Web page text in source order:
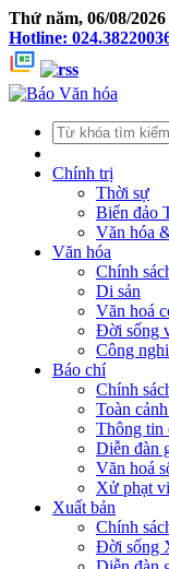
Thứ năm, 06/08/2026
Hotline:
Chính trị
Thời sự
Biển đảo
Văn hóa
Văn hóa
Chính
Di sản
Văn hoá
Đời sống
Công
Báo chí
Chính
Toàn
Thông tin
Diễn đàn
Văn hoá
Xử phạt
Xuất bản
Chính
Đời sống